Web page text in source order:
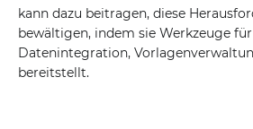
kann dazu beitragen, diese
bewältigen, indem sie Werkzeuge
Datenintegration,
bereitstellt.